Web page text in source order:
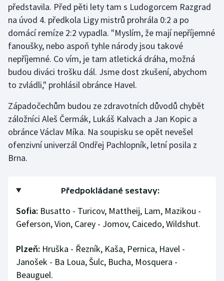
představila. Před pěti lety tam s Ludogorcem Razgrad
na úvod 4. předkola Ligy mistrů prohrála 0:2 a po
domácí remíze 2:2 vypadla. "Myslím, že mají nepříjemné
fanoušky, nebo aspoň tyhle národy jsou takové
nepříjemné. Co vím, je tam atletická dráha, možná
budou diváci trošku dál. Jsme dost zkušení, abychom
to zvládli," prohlásil obránce Havel.
Západočechům budou ze zdravotních důvodů chybět
záložníci Aleš Čermák, Lukáš Kalvach a Jan Kopic a
obránce Václav Míka. Na soupisku se opět nevešel
ofenzivní univerzál Ondřej Pachlopník, letní posila z
Brna.
Předpokládané sestavy:
Sofia: Busatto - Turicov, Mattheij, Lam, Mazikou -
Geferson, Vion, Carey - Jomov, Caicedo, Wildshut.
Plzeň: Hruška - Řezník, Kaša, Pernica, Havel -
Janošek - Ba Loua, Šulc, Bucha, Mosquera -
Beauguel.